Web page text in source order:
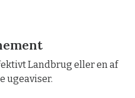
Landbrug eller en af
ugeaviser.